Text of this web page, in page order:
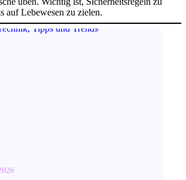
auf Lebewesen zu zielen.
Tipps und Trends